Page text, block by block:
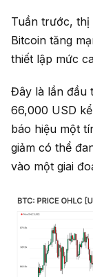
Tuần trước, thị
Bitcoin tăng
thiết lập mức
Đây là lần đầu
66,000 USD
báo hiệu một
giảm có thể
vào một giai